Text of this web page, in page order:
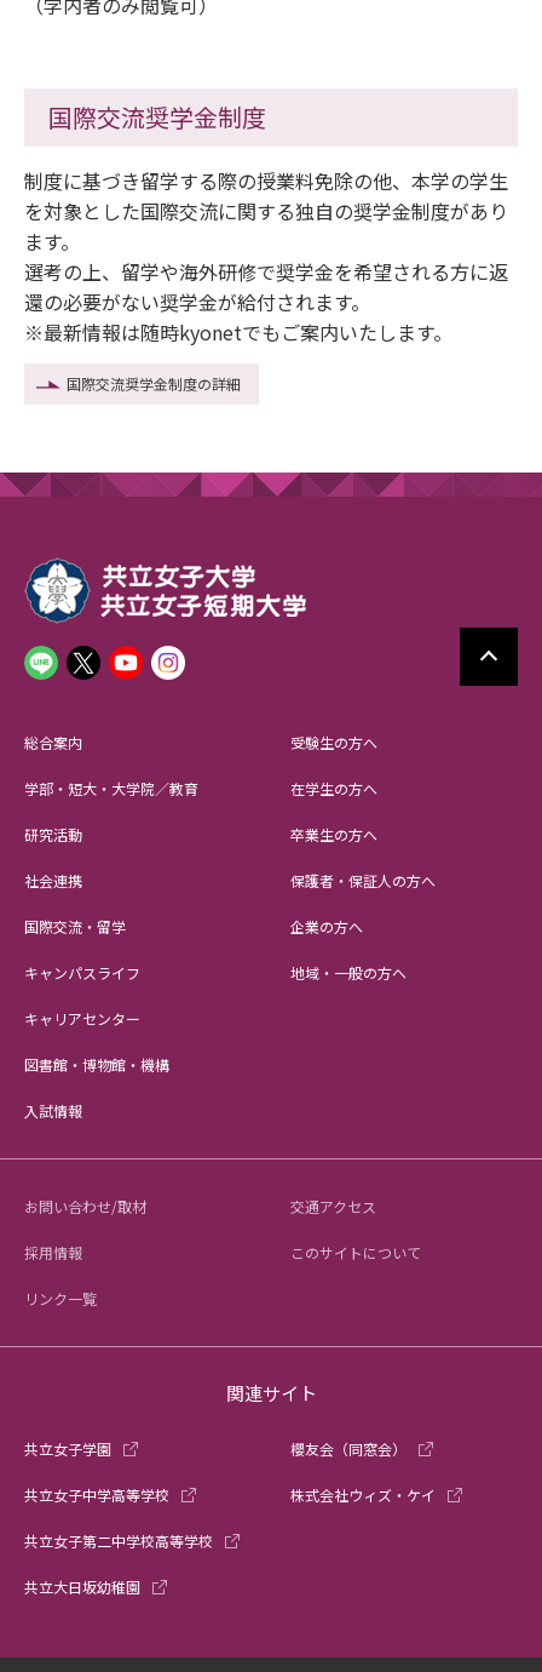
国際交流奨学金制度
制度に基づき留学する際の授業料免除の他、本学の学生
を対象とした国際交流に関する独自の奨学金制度があり
ます。
選考の上、留学や海外研修で奨学金を希望される方に返
還の必要がない奨学金が給付されます。
※最新情報は随時kyonetでもご案内いたします。
国際交流奨学金制度の詳細
総合案内
学部・短大・大学院／教育
研究活動
社会連携
国際交流・留学
キャンパスライフ
キャリアセンター
図書館・博物館・機構
入試情報
受験生の方へ
在学生の方へ
卒業生の方へ
保護者・保証人の方へ
企業の方へ
地域・一般の方へ
お問い合わせ/取材 交通アクセス
採用情報 このサイトについて
リンク一覧
関連サイト
共立女子学園
共立女子中学高等学校
共立女子第二中学校高等学校
共立大日坂幼稚園
櫻友会（同窓会）
株式会社ウィズ・ケイ